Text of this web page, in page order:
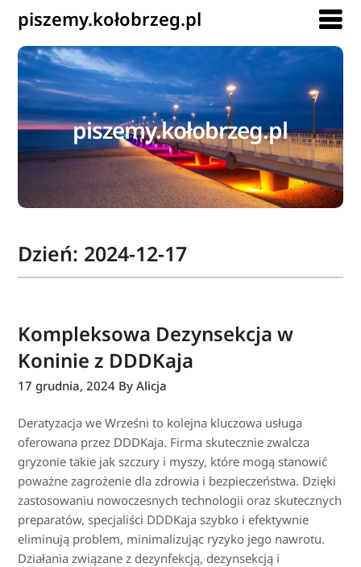
piszemy.kołobrzeg.pl
piszemy.kołobrzeg.pl
Dzień: 2024-12-17
Kompleksowa Dezynsekcja w
Koninie z DDDKaja
17 grudnia, 2024 By Alicja
Deratyzacja we Wrześni to kolejna kluczowa usługa
oferowana przez DDDKaja. Firma skutecznie zwalcza
gryzonie takie jak szczury i myszy, które mogą stanowić
poważne zagrożenie dla zdrowia i bezpieczeństwa. Dzięki
zastosowaniu nowoczesnych technologii oraz skutecznych
preparatów, specjaliści DDDKaja szybko i efektywnie
eliminują problem, minimalizując ryzyko jego nawrotu.
Działania związane z dezynfekcją, dezynsekcją i